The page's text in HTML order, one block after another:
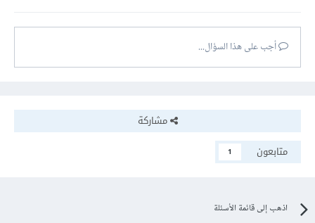
أجب على هذا السؤال...
مشاركة
متابعون
1
اذهب إلى قائمة الأسئلة